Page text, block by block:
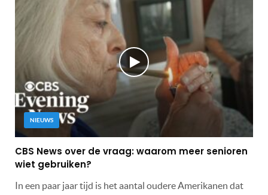
NIEUWS
CBS News over de vraag: waarom meer senioren
wiet gebruiken?
In een paar jaar tijd is het aantal oudere Amerikanen dat